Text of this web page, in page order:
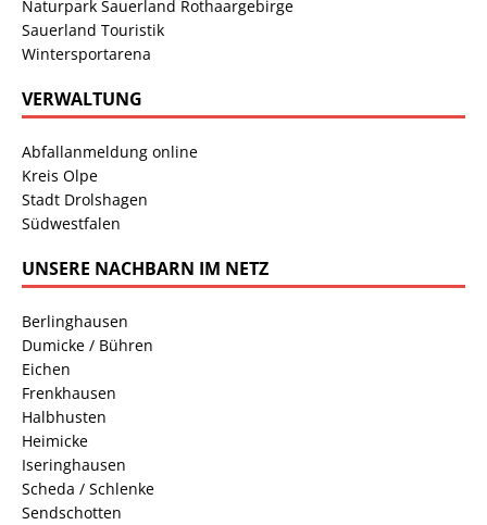
Naturpark Sauerland Rothaargebirge
Sauerland Touristik
Wintersportarena
VERWALTUNG
Abfallanmeldung online
Kreis Olpe
Stadt Drolshagen
Südwestfalen
UNSERE NACHBARN IM NETZ
Berlinghausen
Dumicke / Bühren
Eichen
Frenkhausen
Halbhusten
Heimicke
Iseringhausen
Scheda / Schlenke
Sendschotten